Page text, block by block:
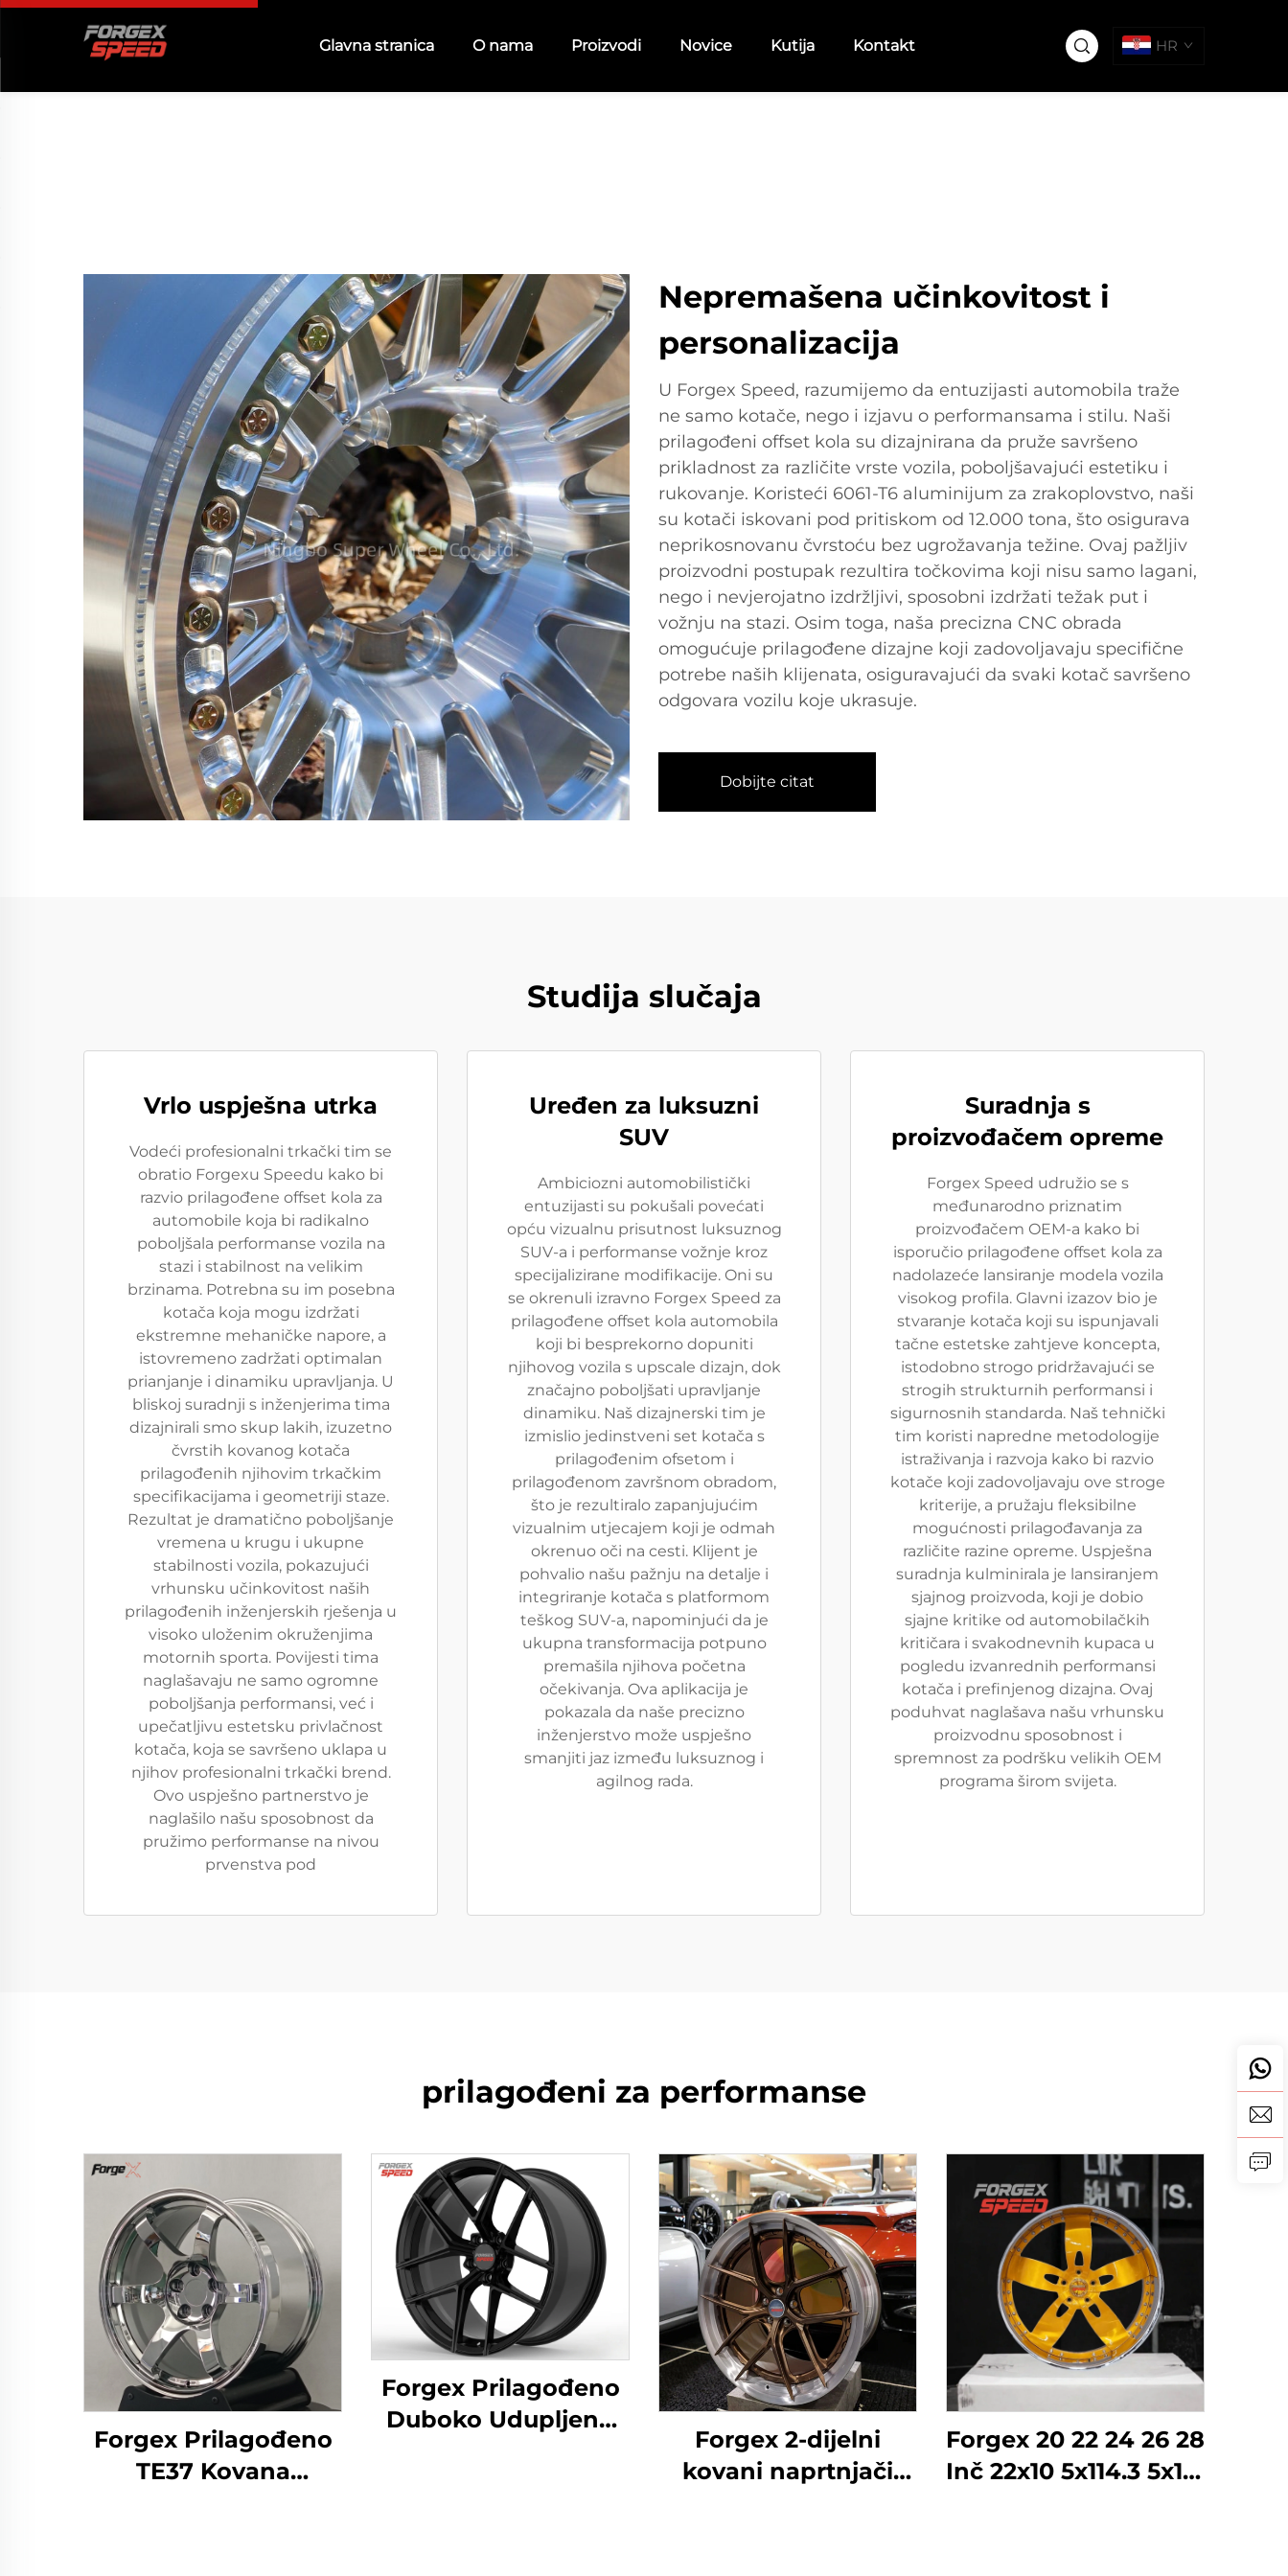
Glavna stranica O nama Proizvodi Novice Kutija Kontakt HR
Nepremašena učinkovitost i
personalizacija
U Forgex Speed, razumijemo da entuzijasti automobila traže
ne samo kotače, nego i izjavu o performansama i stilu. Naši
prilagođeni offset kola su dizajnirana da pruže savršeno
prikladnost za različite vrste vozila, poboljšavajući estetiku i
rukovanje. Koristeći 6061-T6 aluminijum za zrakoplovstvo, naši
su kotači iskovani pod pritiskom od 12.000 tona, što osigurava
neprikosnovanu čvrstoću bez ugrožavanja težine. Ovaj pažljiv
proizvodni postupak rezultira točkovima koji nisu samo lagani,
nego i nevjerojatno izdržljivi, sposobni izdržati težak put i
vožnju na stazi. Osim toga, naša precizna CNC obrada
omogućuje prilagođene dizajne koji zadovoljavaju specifične
potrebe naših klijenata, osiguravajući da svaki kotač savršeno
odgovara vozilu koje ukrasuje.
Dobijte citat
Studija slučaja
Vrlo uspješna utrka
Vodeći profesionalni trkački tim se
obratio Forgexu Speedu kako bi
razvio prilagođene offset kola za
automobile koja bi radikalno
poboljšala performanse vozila na
stazi i stabilnost na velikim
brzinama. Potrebna su im posebna
kotača koja mogu izdržati
ekstremne mehaničke napore, a
istovremeno zadržati optimalan
prianjanje i dinamiku upravljanja. U
bliskoj suradnji s inženjerima tima
dizajnirali smo skup lakih, izuzetno
čvrstih kovanog kotača
prilagođenih njihovim trkačkim
specifikacijama i geometriji staze.
Rezultat je dramatično poboljšanje
vremena u krugu i ukupne
stabilnosti vozila, pokazujući
vrhunsku učinkovitost naših
prilagođenih inženjerskih rješenja u
visoko uloženim okruženjima
motornih sporta. Povijesti tima
naglašavaju ne samo ogromne
poboljšanja performansi, već i
upečatljivu estetsku privlačnost
kotača, koja se savršeno uklapa u
njihov profesionalni trkački brend.
Ovo uspješno partnerstvo je
naglašilo našu sposobnost da
pružimo performanse na nivou
prvenstva pod
Uređen za luksuzni
SUV
Ambiciozni automobilistički
entuzijasti su pokušali povećati
opću vizualnu prisutnost luksuznog
SUV-a i performanse vožnje kroz
specijalizirane modifikacije. Oni su
se okrenuli izravno Forgex Speed za
prilagođene offset kola automobila
koji bi besprekorno dopuniti
njihovog vozila s upscale dizajn, dok
značajno poboljšati upravljanje
dinamiku. Naš dizajnerski tim je
izmislio jedinstveni set kotača s
prilagođenim ofsetom i
prilagođenom završnom obradom,
što je rezultiralo zapanjujućim
vizualnim utjecajem koji je odmah
okrenuo oči na cesti. Klijent je
pohvalio našu pažnju na detalje i
integriranje kotača s platformom
teškog SUV-a, napominjući da je
ukupna transformacija potpuno
premašila njihova početna
očekivanja. Ova aplikacija je
pokazala da naše precizno
inženjerstvo može uspješno
smanjiti jaz između luksuznog i
agilnog rada.
Suradnja s
proizvođačem opreme
Forgex Speed udružio se s
međunarodno priznatim
proizvođačem OEM-a kako bi
isporučio prilagođene offset kola za
nadolazeće lansiranje modela vozila
visokog profila. Glavni izazov bio je
stvaranje kotača koji su ispunjavali
tačne estetske zahtjeve koncepta,
istodobno strogo pridržavajući se
strogih strukturnih performansi i
sigurnosnih standarda. Naš tehnički
tim koristi napredne metodologije
istraživanja i razvoja kako bi razvio
kotače koji zadovoljavaju ove stroge
kriterije, a pružaju fleksibilne
mogućnosti prilagođavanja za
različite razine opreme. Uspješna
suradnja kulminirala je lansiranjem
sjajnog proizvoda, koji je dobio
sjajne kritike od automobilačkih
kritičara i svakodnevnih kupaca u
pogledu izvanrednih performansi
kotača i prefinjenog dizajna. Ovaj
poduhvat naglašava našu vrhunsku
proizvodnu sposobnost i
spremnost za podršku velikih OEM
programa širom svijeta.
prilagođeni za performanse
Forgex Prilagođeno
TE37 Kovana
Forgex Prilagođeno
Duboko Udupljeno
Forgex 2-dijelni
kovani naprtnjači
Forgex 20 22 24 26 28
Inč 22x10 5x114.3 5x115